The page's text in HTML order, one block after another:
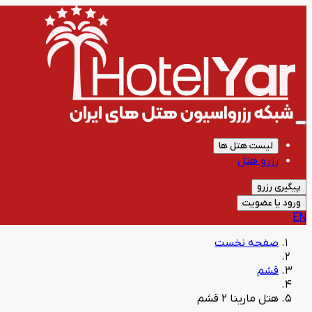
لیست هتل ها
رزرو هتل
پیگیری رزرو
ورود یا عضویت
EN
صفحه نخست
قشم
هتل مارینا 2 قشم